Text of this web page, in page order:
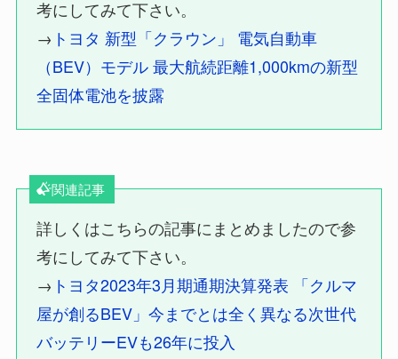
考にしてみて下さい。
→ トヨタ 新型「クラウン」 電気自動車
（BEV）モデル 最大航続距離1,000kmの新型
全固体電池を披露
関連記事
詳しくはこちらの記事にまとめましたので参
考にしてみて下さい。
→ トヨタ2023年3月期通期決算発表 「クルマ
屋が創るBEV」今までとは全く異なる次世代
バッテリーEVも26年に投入